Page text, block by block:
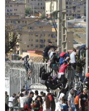
VN-Index có thêm
29/11/2017 08:52
Các chỉ số chứng
Mỹ tiếp tục lập
29/11/2017 01:24